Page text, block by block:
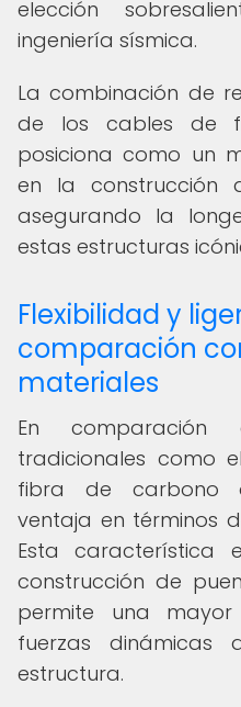
elección
ingeniería sísmica.
La combinación de
de los cables de
posiciona como un
en la construcción
asegurando la
estas estructuras
Flexibilidad y
comparación
materiales
En comparación
tradicionales como
fibra de carbono
ventaja en términos
Esta característica
construcción de
permite una
fuerzas
estructura.